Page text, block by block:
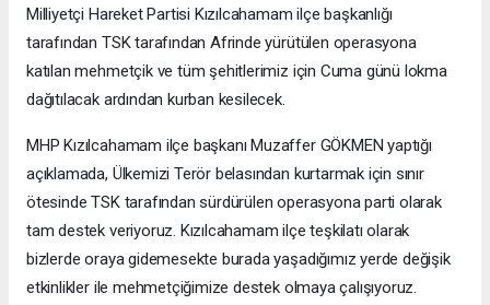
Milliyetçi Hareket Partisi Kızılcahamam ilçe başkanlığı
tarafından TSK tarafından Afrinde yürütülen operasyona
katılan mehmetçik ve tüm şehitlerimiz için Cuma günü lokma
dağıtılacak ardından kurban kesilecek.
MHP Kızılcahamam ilçe başkanı Muzaffer GÖKMEN yaptığı
açıklamada, Ülkemizi Terör belasından kurtarmak için sınır
ötesinde TSK tarafından sürdürülen operasyona parti olarak
tam destek veriyoruz. Kızılcahamam ilçe teşkilatı olarak
bizlerde oraya gidemesekte burada yaşadığımız yerde değişik
etkinlikler ile mehmetçiğimize destek olmaya çalışıyoruz.